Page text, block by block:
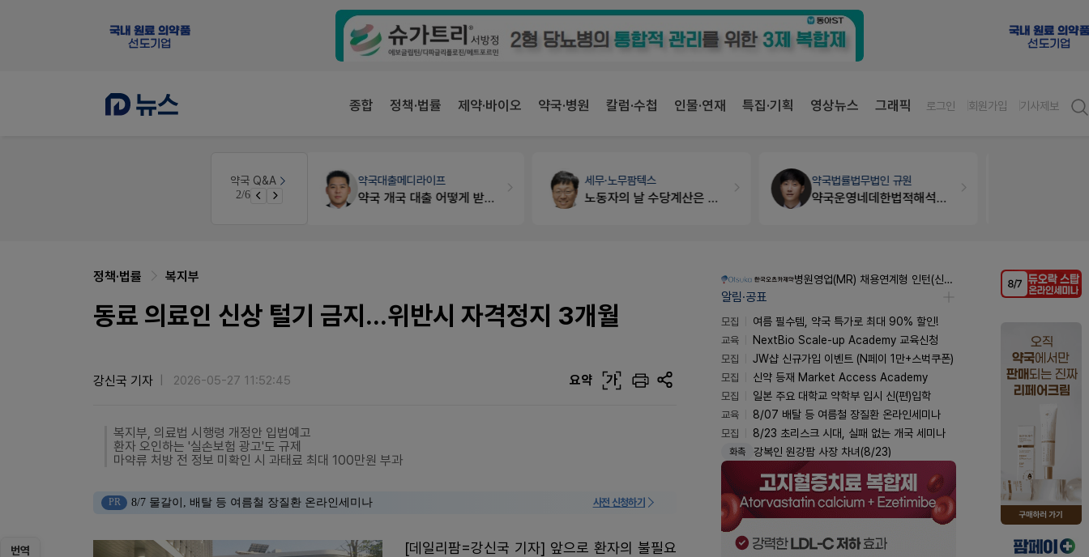
종합 정책·법률 제약·바이오 약국·병원 칼럼·수첩 인물·연재 특집·기획 영상뉴스 그래픽 로그인 회원가입 기사제보
약국 Q&A
3/6 약국 개국 대출 어떻게 받아야할지 어렵습니다
세무·노무팜텍스
노동자의 날 수당계산은 어떻게 되나요
약국법률법무법인 규원
약국운영네데한법적해석응구함
약국세무미래 세무법인
경단녀요건중 근로스득원천징수액
번역
정책·법률 복지부
동료 의료인 신상 털기 금지...위반시 자격정지 3개월
강신국 기자 2026-05-27 11:52:45 요약 가
복지부, 의료법 시행령 개정안 입법예고
환자 오인하는 '실손보험 광고'도 규제
마약류 처방 전 정보 미확인 시 과태료 최대 100만원 부과
PR 8/7 물갈이, 배탈 등 여름철 장질환 온라인세미나 사전 신청하기
[데일리팜=강신국 기자] 앞으로 환자의 불필요
병원영업(MR) 채용연계형 인턴(신입사원) 모집 공고
알림·공표
모집
여름 필수템, 약국 특가로 최대 90% 할인!
교육
NextBio Scale-up Academy 교육신청
모집
JW샵 신규가입 이벤트 (N페이 1만+스벅쿠폰)
모집
신약 등재 Market Access Academy
모집
일본 주요 대학교 약학부 입시 신(편)입학
교육
8/07 배탈 등 여름철 장질환 온라인세미나
모집
8/23 초리스크 시대, 실패 없는 개국 세미나
화촉 강복인 원강팜 사장 차녀(8/23)